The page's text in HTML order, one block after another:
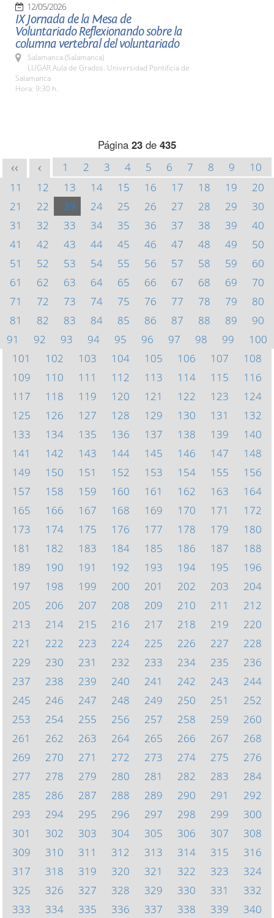
12/05/2026
IX Jornada de la Mesa de
Voluntariado Reflexionando sobre la
columna vertebral del voluntariado
Salamanca (Salamanca)
LUGAR Aula de Grados. Universidad Pontificia de
Salamanca
Hora: 9:30 h.
Página 23 de 435
<< < 1 2 3 4 5 6 7 8 9
10
11
12 13 14 15 16 17 18 19
20
21
22 23 24 25 26 27 28 29
30
31
32 33 34 35 36 37 38 39
40
41
42 43 44 45 46 47 48 49
50
51
52 53 54 55 56 57 58 59
60
61
62 63 64 65 66 67 68 69
70
71
72 73 74 75 76 77 78 79
80
81
82 83 84 85 86 87 88 89
90
91
92 93 94 95 96 97 98 99
100
101
102 103 104 105 106 107
108
109
110 111 112 113 114 115
116
117
118 119 120 121 122 123
124
125
126 127 128 129 130 131
132
133
134 135 136 137 138 139
140
141
142 143 144 145 146 147
148
149
150 151 152 153 154 155
156
157
158 159 160 161 162 163
164
165
166 167 168 169 170 171
172
173
174 175 176 177 178 179
180
181
182 183 184 185 186 187
188
189
190 191 192 193 194 195
196
197
198 199 200 201 202 203
204
205
206 207 208 209 210 211
212
213
214 215 216 217 218 219
220
221
222 223 224 225 226 227
228
229
230 231 232 233 234 235
236
237
238 239 240 241 242 243
244
245
246 247 248 249 250 251
252
253
254 255 256 257 258 259
260
261
262 263 264 265 266 267
268
269
270 271 272 273 274 275
276
277
278 279 280 281 282 283
284
285
286 287 288 289 290 291
292
293
294 295 296 297 298 299
300
301
302 303 304 305 306 307
308
309
310 311 312 313 314 315
316
317
318 319 320 321 322 323
324
325
326 327 328 329 330 331
332
333
334 335 336 337 338 339 340